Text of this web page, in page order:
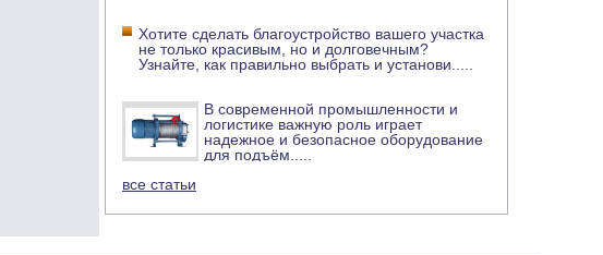
Хотите сделать благоустройство вашего участка
не только красивым, но и долговечным?
Узнайте, как правильно выбрать и установи
В современной промышленности и
логистике важную роль играет
надежное и безопасное оборудование
для подъём
все статьи